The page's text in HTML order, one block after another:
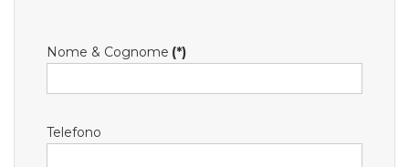
Nome & Cognome (*)
Telefono